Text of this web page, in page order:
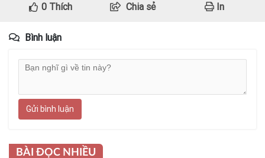
0Thích Chia sẻ In
Bình luận
Gửi bình luận
BÀI ĐỌC NHIỀU